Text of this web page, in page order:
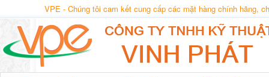
VPE - Chúng tôi cam kết cung cấp các mặt hàng chính hãng,